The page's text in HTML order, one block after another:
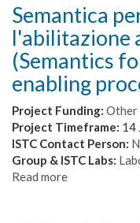
rilancio
della
ricerca
pubblica
e
CNR
Individuation
to
Modeling
in
Natural
Ontology
of
Action
Semantica
l'abilitazione
(Semantics
enabling
Project Funding: Other
Project Timeframe: 14
ISTC Contact Person:
Group & ISTC Labs:
Read more